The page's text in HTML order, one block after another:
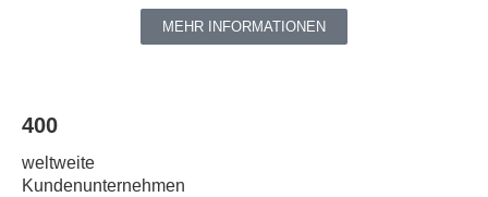
MEHR INFORMATIONEN
400
weltweite
Kundenunternehmen